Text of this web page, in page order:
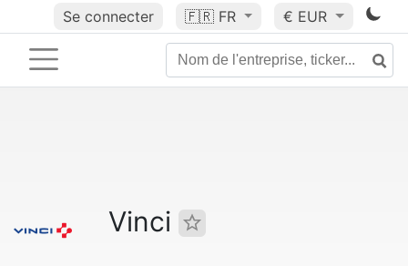
Se connecter 🇫🇷 FR € EUR
Vinci